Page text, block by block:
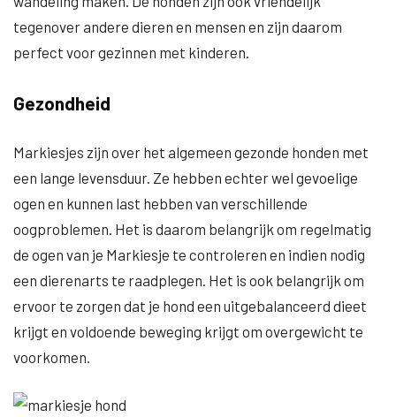
tegenover andere dieren en mensen en zijn daarom
perfect voor gezinnen met kinderen.
Gezondheid
Markiesjes zijn over het algemeen gezonde honden met
een lange levensduur. Ze hebben echter wel gevoelige
ogen en kunnen last hebben van verschillende
oogproblemen. Het is daarom belangrijk om regelmatig
de ogen van je Markiesje te controleren en indien nodig
een dierenarts te raadplegen. Het is ook belangrijk om
ervoor te zorgen dat je hond een uitgebalanceerd dieet
krijgt en voldoende beweging krijgt om overgewicht te
voorkomen.